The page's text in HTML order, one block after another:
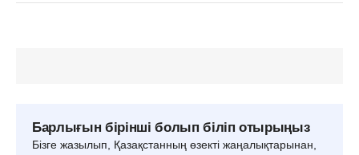
Барлығын бірінші болып біліп отырыңыз
Бізге жазылып, Қазақстанның өзекті жаңалықтарынан,